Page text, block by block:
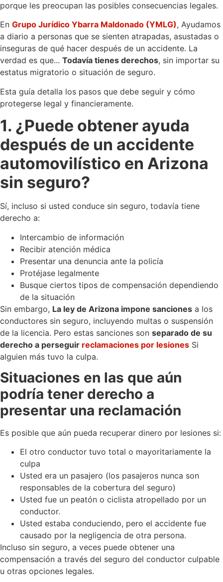
porque les preocupan las posibles consecuencias legales.
En Grupo Jurídico Ybarra Maldonado (YMLG), Ayudamos
a diario a personas que se sienten atrapadas, asustadas o
inseguras de qué hacer después de un accidente. La
verdad es que... Todavía tienes derechos, sin importar su
estatus migratorio o situación de seguro.
Esta guía detalla los pasos que debe seguir y cómo
protegerse legal y financieramente.
1. ¿Puede obtener ayuda
después de un accidente
automovilístico en Arizona
sin seguro?
Sí, incluso si usted conduce sin seguro, todavía tiene
derecho a:
Intercambio de información
Recibir atención médica
Presentar una denuncia ante la policía
Protéjase legalmente
Busque ciertos tipos de compensación dependiendo
de la situación
Sin embargo, La ley de Arizona impone sanciones a los
conductores sin seguro, incluyendo multas o suspensión
de la licencia. Pero estas sanciones son separado de su
derecho a perseguir reclamaciones por lesiones Si
alguien más tuvo la culpa.
Situaciones en las que aún
podría tener derecho a
presentar una reclamación
Es posible que aún pueda recuperar dinero por lesiones si:
El otro conductor tuvo total o mayoritariamente la
culpa
Usted era un pasajero (los pasajeros nunca son
responsables de la cobertura del seguro)
Usted fue un peatón o ciclista atropellado por un
conductor.
Usted estaba conduciendo, pero el accidente fue
causado por la negligencia de otra persona.
Incluso sin seguro, a veces puede obtener una
compensación a través del seguro del conductor culpable
u otras opciones legales.